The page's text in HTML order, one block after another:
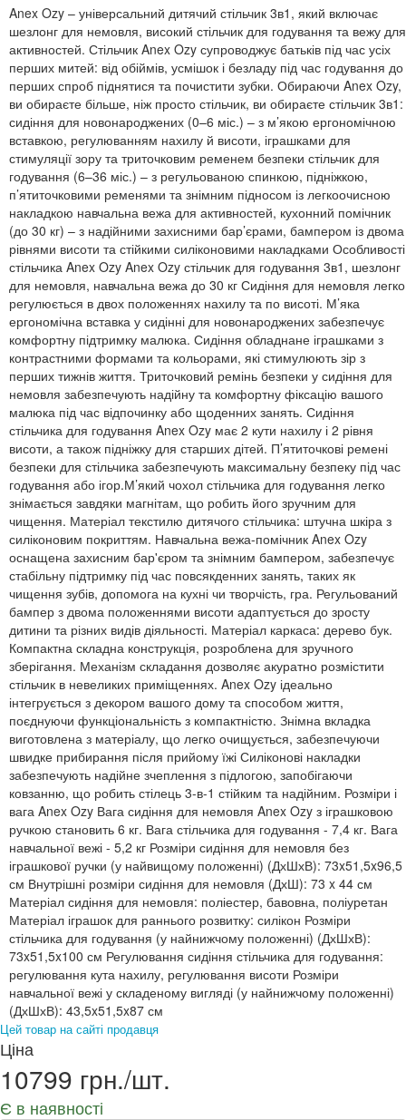
Anex Ozy – універсальний дитячий стільчик 3в1, який включає
шезлонг для немовля, високий стільчик для годування та вежу для
активностей. Стільчик Anex Ozy супроводжує батьків під час усіх
перших митей: від обіймів, усмішок і безладу під час годування до
перших спроб піднятися та почистити зубки. Обираючи Anex Ozy,
ви обираєте більше, ніж просто стільчик, ви обираєте стільчик 3в1:
сидіння для новонароджених (0–6 міс.) – з м’якою ергономічною
вставкою, регулюванням нахилу й висоти, іграшками для
стимуляції зору та триточковим ременем безпеки стільчик для
годування (6–36 міс.) – з регульованою спинкою, підніжкою,
п’ятиточковими ременями та знімним підносом із легкоочисною
накладкою навчальна вежа для активностей, кухонний помічник
(до 30 кг) – з надійними захисними бар’єрами, бампером із двома
рівнями висоти та стійкими силіконовими накладками Особливості
стільчика Anex Ozy Anex Ozy стільчик для годування 3в1, шезлонг
для немовля, навчальна вежа до 30 кг Сидіння для немовля легко
регулюється в двох положеннях нахилу та по висоті. М’яка
ергономічна вставка у сидінні для новонароджених забезпечує
комфортну підтримку малюка. Сидіння обладнане іграшками з
контрастними формами та кольорами, які стимулюють зір з
перших тижнів життя. Триточковий ремінь безпеки у сидіння для
немовля забезпечують надійну та комфортну фіксацію вашого
малюка під час відпочинку або щоденних занять. Сидіння
стільчика для годування Anex Ozy має 2 кути нахилу і 2 рівня
висоти, а також підніжку для старших дітей. П’ятиточкові ремені
безпеки для стільчика забезпечують максимальну безпеку під час
годування або ігор.М’який чохол стільчика для годування легко
знімається завдяки магнітам, що робить його зручним для
чищення. Матеріал текстилю дитячого стільчика: штучна шкіра з
силіконовим покриттям. Навчальна вежа-помічник Anex Ozy
оснащена захисним бар'єром та знімним бампером, забезпечує
стабільну підтримку під час повсякденних занять, таких як
чищення зубів, допомога на кухні чи творчість, гра. Регульований
бампер з двома положеннями висоти адаптується до зросту
дитини та різних видів діяльності. Матеріал каркаса: дерево бук.
Компактна складна конструкція, розроблена для зручного
зберігання. Механізм складання дозволяє акуратно розмістити
стільчик в невеликих приміщеннях. Anex Ozy ідеально
інтегрується з декором вашого дому та способом життя,
поєднуючи функціональність з компактністю. Знімна вкладка
виготовлена з матеріалу, що легко очищується, забезпечуючи
швидке прибирання після прийому їжі Силіконові накладки
забезпечують надійне зчеплення з підлогою, запобігаючи
ковзанню, що робить стілець 3-в-1 стійким та надійним. Розміри і
вага Anex Ozy Вага сидіння для немовля Anex Ozy з іграшковою
ручкою становить 6 кг. Вага стільчика для годування - 7,4 кг. Вага
навчальної вежі - 5,2 кг Розміри сидіння для немовля без
іграшкової ручки (у найвищому положенні) (ДхШхВ): 73x51,5x96,5
см Внутрішні розміри сидіння для немовля (ДхШ): 73 x 44 см
Матеріал сидіння для немовля: поліестер, бавовна, поліуретан
Матеріал іграшок для раннього розвитку: силікон Розміри
стільчика для годування (у найнижчому положенні) (ДхШхВ):
73x51,5x100 см Регулювання сидіння стільчика для годування:
регулювання кута нахилу, регулювання висоти Розміри
навчальної вежі у складеному вигляді (у найнижчому положенні)
(ДхШхВ): 43,5x51,5x87 см
Цей товар на сайті продавця
Ціна
10799 грн./шт.
Є в наявності